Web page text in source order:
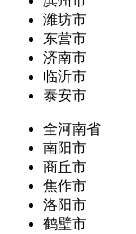
潍坊市
东营市
济南市
临沂市
泰安市
全河南省
南阳市
商丘市
焦作市
洛阳市
鹤壁市